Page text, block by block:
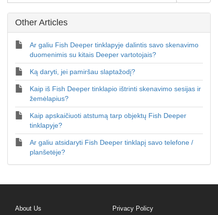
Other Articles
Ar galiu Fish Deeper tinklapyje dalintis savo skenavimo
duomenimis su kitais Deeper vartotojais?
Ką daryti, jei pamiršau slaptažodį?
Kaip iš Fish Deeper tinklapio ištrinti skenavimo sesijas ir
žemėlapius?
Kaip apskaičiuoti atstumą tarp objektų Fish Deeper
tinklapyje?
Ar galiu atsidaryti Fish Deeper tinklapį savo telefone /
planšetėje?
About Us Privacy Policy